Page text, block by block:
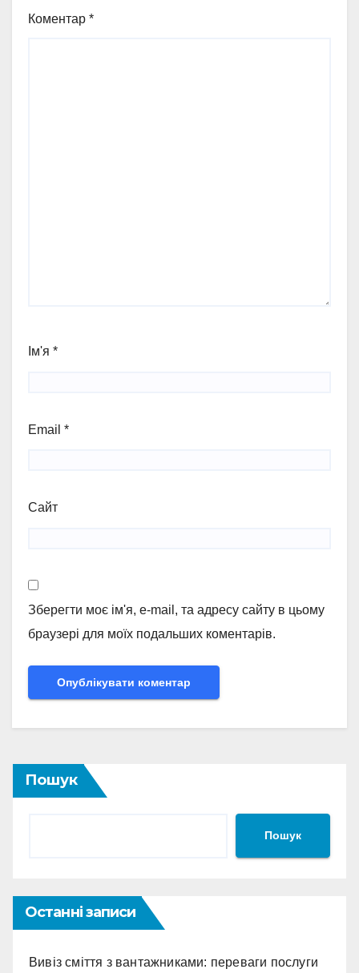
Коментар *
Ім'я *
Email *
Сайт
Зберегти моє ім'я, e-mail, та адресу сайту в цьому
браузері для моїх подальших коментарів.
Пошук
Пошук
Останні записи
Вивіз сміття з вантажниками: переваги послуги